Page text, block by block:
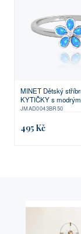
MINET Dětský
KYTIČKY s
50
JMAD0043BR50
495 Kč